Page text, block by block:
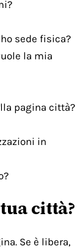
sede fisica?
la mia
pagina città?
in
città?
Se è libera,